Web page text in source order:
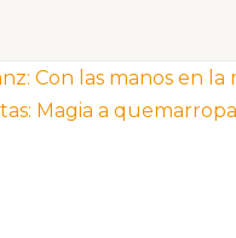
Con las manos en la
Magia a quemarropa